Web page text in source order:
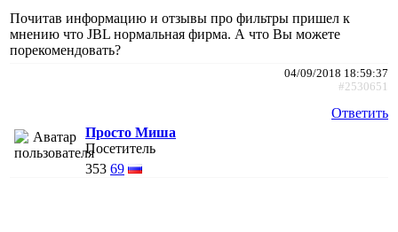
Почитав информацию и отзывы про фильтры пришел к
мнению что JBL нормальная фирма. А что Вы можете
порекомендовать?
04/09/2018 18:59:37
#2530651
Ответить
Просто Миша
Посетитель
353 69